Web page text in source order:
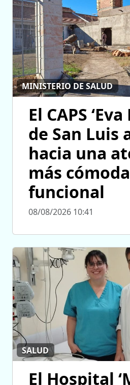
MINISTERIO DE SALUD
El CAPS
de San Luis
hacia una
más
funcional
08/08/2026 10:41
SALUD
El Hospital